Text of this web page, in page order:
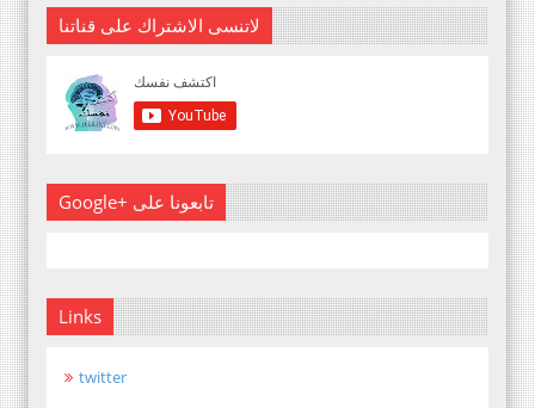
لاتنسى الاشتراك على قناتنا
Google+ تابعونا على
Links
twitter